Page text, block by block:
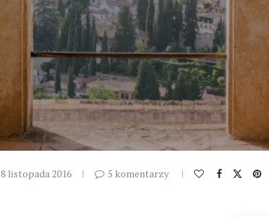
8 listopada 2016 5 komentarzy